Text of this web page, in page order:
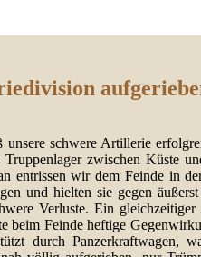
unsere schwere Artillerie
zwischen Küste
entrissen wir dem Feinde in
und hielten sie gegen
Verluste. Ein
beim Feinde heftige
durch Panzerkraftwagen,